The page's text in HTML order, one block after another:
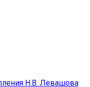
Н.В. Левашова